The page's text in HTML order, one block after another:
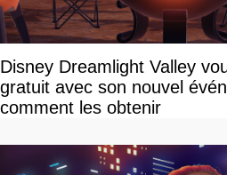
Disney Dreamlight Valley
gratuit avec son nouvel
comment les obtenir